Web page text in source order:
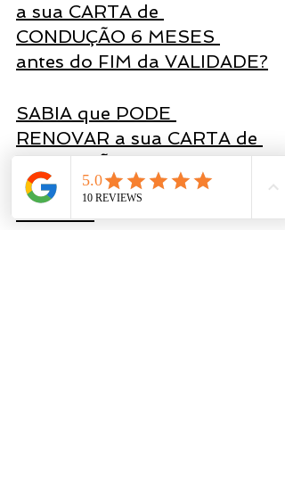
a sua CARTA de
CONDUÇÃO 6 MESES
antes do FIM da VALIDADE?
SABIA que PODE
RENOVAR a sua CARTA de
CONDUÇÃO ONLINE? Veja
como em 3 SIMPLES
PASSOS